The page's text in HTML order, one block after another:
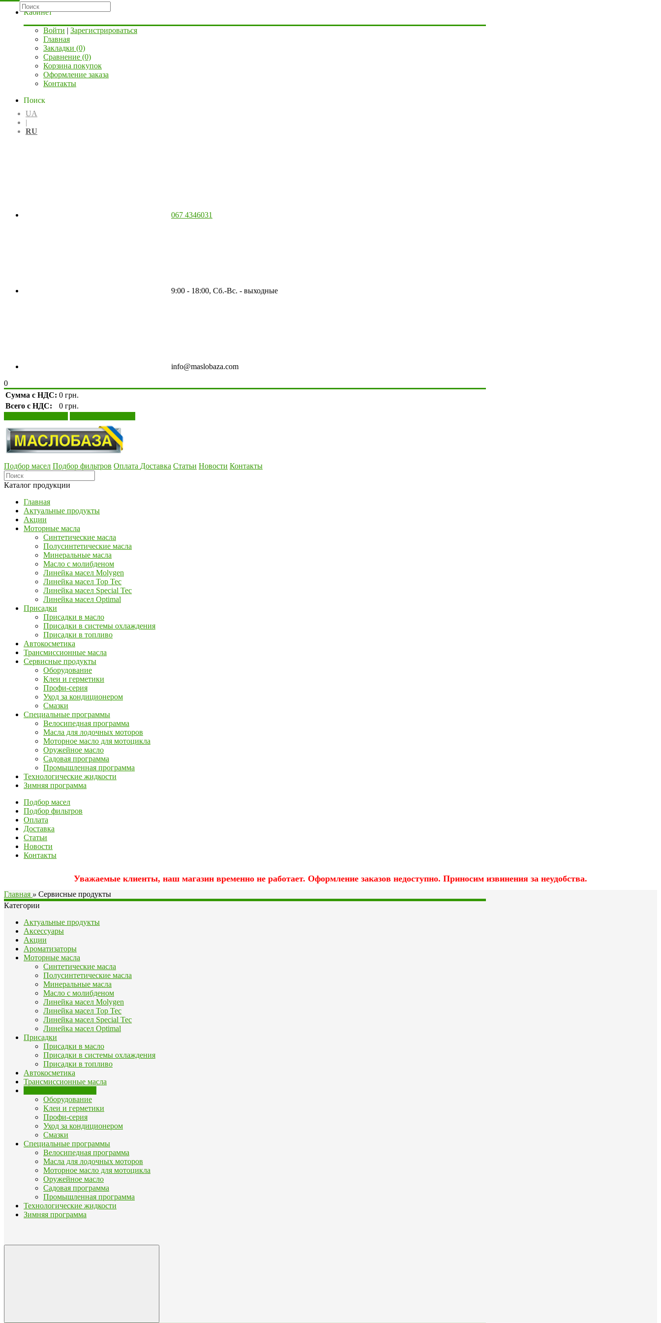
Кабинет
Войти | Зарегистрироваться
Главная
Закладки (0)
Сравнение (0)
Корзина покупок
Оформление заказа
Контакты
Поиск
UA
|
RU
067 4346031
9:00 - 18:00, Сб.-Вс. - выходные
info@maslobaza.com
0
Сумма с НДС: 0 грн.
Всего с НДС:
0 грн.
Подбор масел Подбор фильтров Оплата Доставка Статьи Новости Контакты
Каталог продукции
Главная
Актуальные продукты
Акции
Моторные масла
Синтетические масла
Полусинтетические масла
Минеральные масла
Масло с молибденом
Линейка масел Molygen
Линейка масел Top Tec
Линейка масел Special Tec
Линейка масел Optimal
Присадки
Присадки в масло
Присадки в системы охлаждения
Присадки в топливо
Автокосметика
Трансмиссионные масла
Сервисные продукты
Оборудование
Клеи и герметики
Профи-серия
Уход за кондиционером
Смазки
Специальные программы
Велосипедная программа
Масла для лодочных моторов
Моторное масло для мотоцикла
Оружейное масло
Садовая программа
Промышленная программа
Технологические жидкости
Зимняя программа
Подбор масел
Подбор фильтров
Оплата
Доставка
Статьи
Новости
Контакты
Уважаемые клиенты, наш магазин временно не работает. Оформление заказов недоступно. Приносим извинения за неудобства.
Главная » Сервисные продукты
Категории
Актуальные продукты
Аксессуары
Акции
Ароматизаторы
Моторные масла
Синтетические масла
Полусинтетические масла
Минеральные масла
Масло с молибденом
Линейка масел Molygen
Линейка масел Top Tec
Линейка масел Special Tec
Линейка масел Optimal
Присадки
Присадки в масло
Присадки в системы охлаждения
Присадки в топливо
Автокосметика
Трансмиссионные масла
Оборудование
Клеи и герметики
Профи-серия
Уход за кондиционером
Смазки
Специальные программы
Велосипедная программа
Масла для лодочных моторов
Моторное масло для мотоцикла
Оружейное масло
Садовая программа
Промышленная программа
Технологические жидкости
Зимняя программа